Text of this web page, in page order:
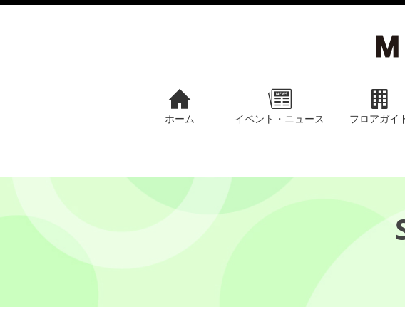
ホーム イベント・ニュース フロアガイ